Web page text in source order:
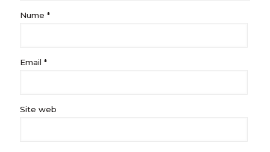
Nume *
Email *
Site web